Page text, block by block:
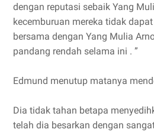
dengan reputasi sebaik Yang
kecemburuan mereka tidak
bersama dengan Yang Mulia
pandang rendah selama ini . ”
Edmund menutup matanya
Dia tidak tahan betapa
telah dia besarkan dengan